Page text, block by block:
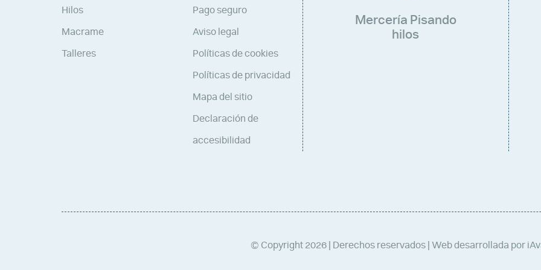
Hilos
Macrame
Talleres
Pago seguro
Aviso legal
Políticas de cookies
Políticas de privacidad
Mapa del sitio
Declaración de
accesibilidad
Mercería Pisando
hilos
© Copyright 2026 | Derechos reservados | Web desarrollada por